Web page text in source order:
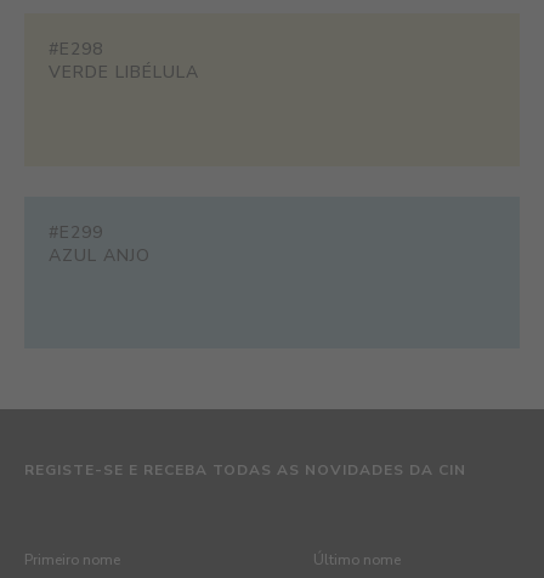
#E298
VERDE LIBÉLULA
#E299
AZUL ANJO
REGISTE-SE E RECEBA TODAS AS NOVIDADES DA CIN